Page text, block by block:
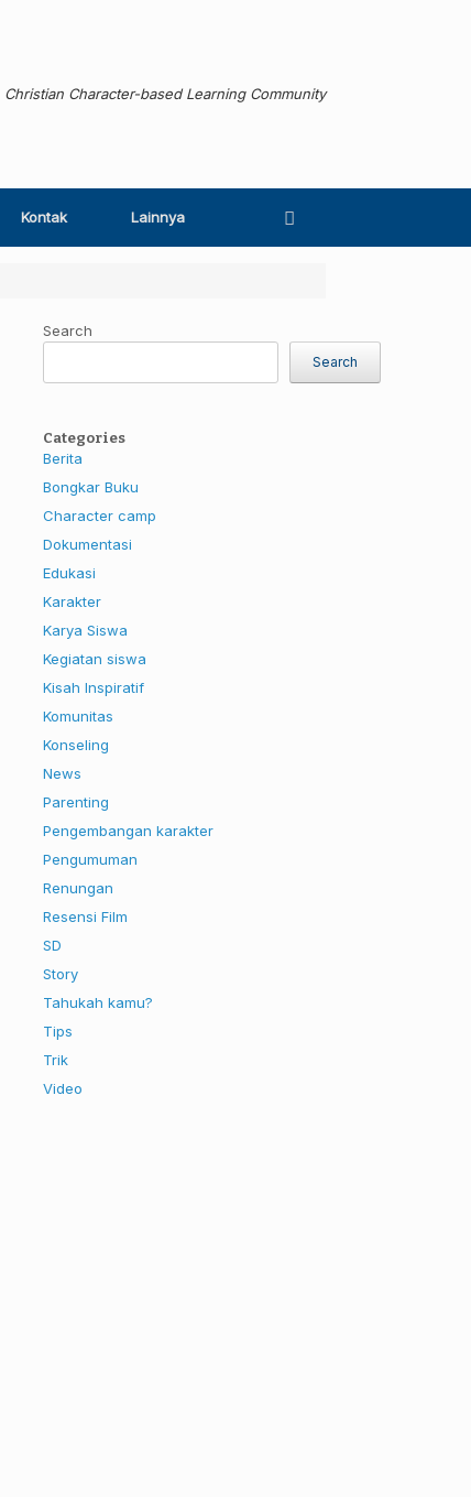
Christian Character-based Learning Community
Kontak Lainnya
Search
Search
Categories
Berita
Bongkar Buku
Character camp
Dokumentasi
Edukasi
Karakter
Karya Siswa
Kegiatan siswa
Kisah Inspiratif
Komunitas
Konseling
News
Parenting
Pengembangan karakter
Pengumuman
Renungan
Resensi Film
SD
Story
Tahukah kamu?
Tips
Trik
Video